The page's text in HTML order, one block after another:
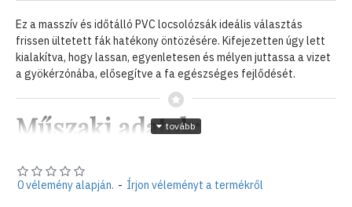
Ez a masszív és időtálló PVC locsolózsák ideális választás
frissen ültetett fák hatékony öntözésére. Kifejezetten úgy lett
kialakítva, hogy lassan, egyenletesen és mélyen juttassa a vizet
a gyökérzónába, elősegítve a fa egészséges fejlődését.
Műszaki adatok:
Anyag súlya: 420 gsm
0 vélemény alapján. - Írjon véleményt a termékről